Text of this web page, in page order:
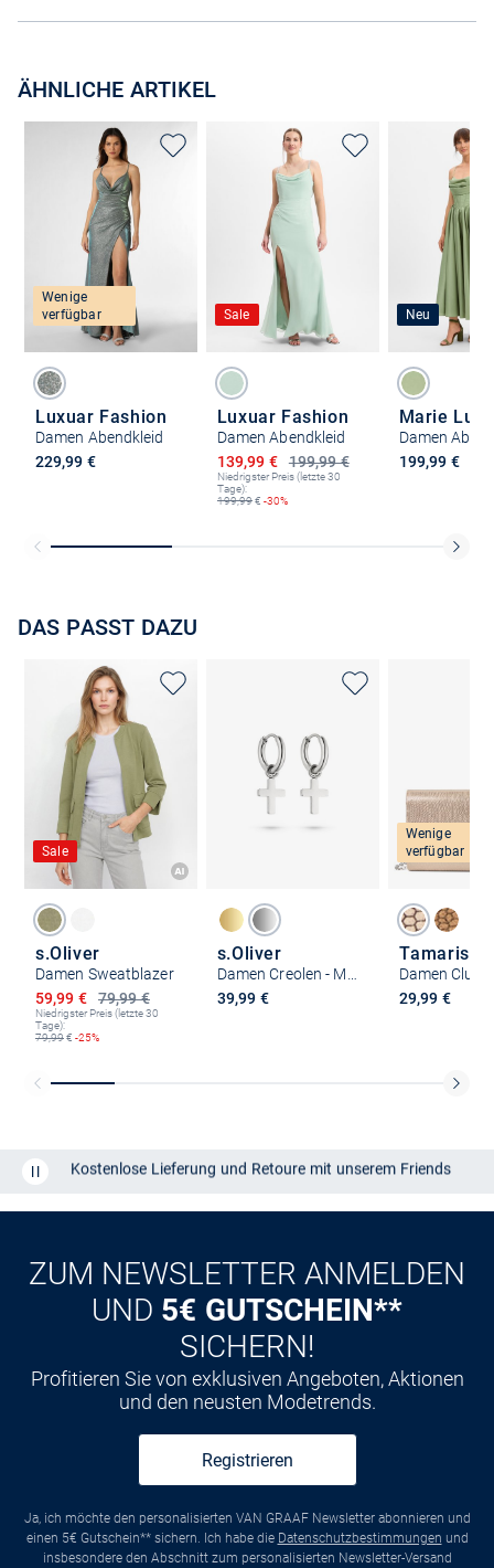
ÄHNLICHE ARTIKEL
Wenige
verfügbar
Luxuar Fashion
Damen Abendkleid
229,99 €
Sale
Luxuar Fashion
Damen Abendkleid
199,99 €
Ermäßigter Preis
139,99 €
Niedrigster Preis (letzte 30
Tage):
199,99€ -30%
Neu
Marie
Damen
199,99 €
DAS PASST DAZU
Sale
s.Oliver
Damen Sweatblazer
79,99 €
Ermäßigter Preis
59,99 €
Niedrigster Preis (letzte 30
Tage):
79,99€ -25%
s.Oliver
39,99 €
Wenige
verfügbar
Tamaris
29,99 €
Kostenlose Lieferung und Retoure mit unserem Friends
CLUB
Kauf aufRechnung
ZUM NEWSLETTER ANMELDEN
UND 5€ GUTSCHEIN**
SICHERN!
Profitieren Sie von exklusiven Angeboten, Aktionen
und den neusten Modetrends.
Registrieren
Ja, ich möchte den personalisierten VAN GRAAF Newsletter abonnieren und
einen 5€ Gutschein** sichern. Ich habe die Datenschutzbestimmungen und
insbesondere den Abschnitt zum personalisierten Newsletter-Versand